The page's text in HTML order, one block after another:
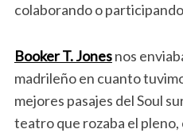
colaborando o
Booker T. Jonesnos
madrileño en cuanto
mejores pasajes del Soul
teatro que rozaba el